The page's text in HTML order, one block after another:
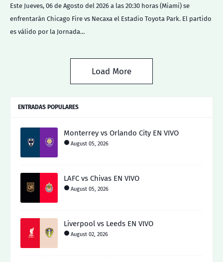
Este Jueves, 06 de Agosto del 2026 a las 20:30 horas (Miami) se
enfrentarán Chicago Fire vs Necaxa el Estadio Toyota Park. El partido
es válido por la Jornada…
Load More
ENTRADAS POPULARES
Monterrey vs Orlando City EN VIVO
August 05, 2026
LAFC vs Chivas EN VIVO
August 05, 2026
Liverpool vs Leeds EN VIVO
August 02, 2026